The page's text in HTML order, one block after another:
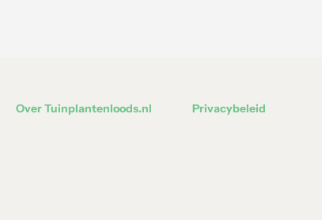
Over Tuinplantenloods.nl Privacybeleid